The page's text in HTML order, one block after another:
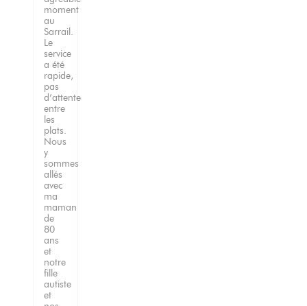
moment
au
Sarrail.
Le
service
a été
rapide,
pas
d’attente
entre
les
plats.
Nous
y
sommes
allés
avec
ma
maman
de
80
ans
et
notre
fille
autiste
et